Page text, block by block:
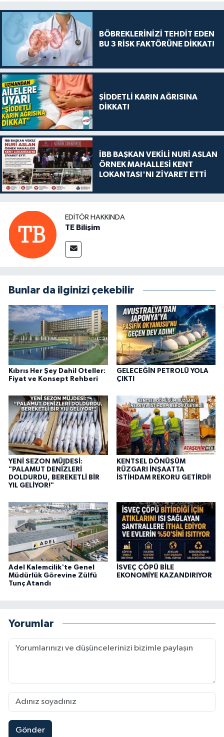
BÖBREKLERİNİZİ TEHDİT EDEN
BU 3 RİSK FAKTÖRÜNE DİKKAT!
ŞİDDETLİ KARIN AĞRISINA
DİKKAT!
İBB BAŞKAN VEKİLİ NURİ ASLAN
ÖRNEK MAHALLESİ KENT
LOKANTASI'NI ZİYARET ETTİ
EDITÖR HAKKINDA
TE Bilişim
Bunlar da ilginizi çekebilir
Kıbrıs Her Şey Dahil Oteller:
Fiyat ve Konsept Rehberi
GELECEĞİN PETROLÜ YOLA
ÇIKTI
YENİ SEZON MÜJDESİ:
"PALAMUT DENİZLERİ
DOLDURDU, BEREKETLİ BİR
YIL GELİYOR!"
KENTSEL DÖNÜŞÜM
RÜZGARI İNŞAATTA
İSTİHDAM REKORU GETİRDİ!
Adel Kalemcilik'te Genel
Müdürlük Görevine Zülfü
Tunç Atandı
İSVEÇ ÇÖPÜ BİLE
EKONOMİYE KAZANDIRIYOR
Yorumlar
Gönder